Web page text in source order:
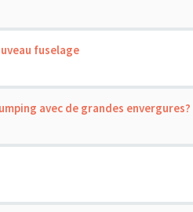
fuselage
avec de grandes envergures?